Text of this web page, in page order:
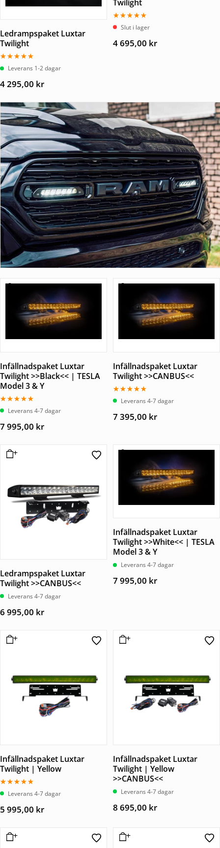
Ledrampspaket Luxtar
Twilight
Betygsatt
5.00Leverans 1-2 dagar
4 295,00 kr
Twilight
Betygsatt
5.00Slut i lager
4 695,00 kr
Infällnadspaket Luxtar
Twilight >>Black<< | TESLA
Model 3 & Y
Betygsatt
5.00Leverans 4-7 dagar
7 995,00 kr
Infällnadspaket Luxtar
Twilight >>CANBUS<<
Betygsatt
5.00Leverans 4-7 dagar
7 395,00 kr
Ledrampspaket Luxtar
Twilight >>CANBUS<<
Leverans 4-7 dagar
6 995,00 kr
Infällnadspaket Luxtar
Twilight >>White<< | TESLA
Model 3 & Y
Leverans 4-7 dagar
7 995,00 kr
Infällnadspaket Luxtar
Twilight | Yellow
Betygsatt
5.00Leverans 4-7 dagar
5 995,00 kr
Infällnadspaket Luxtar
Twilight | Yellow
>>CANBUS<<
Leverans 4-7 dagar
8 695,00 kr